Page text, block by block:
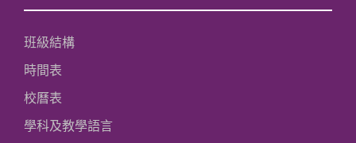
班級結構
時間表
校曆表
學科及教學語言